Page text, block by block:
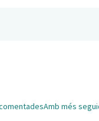
Amb més